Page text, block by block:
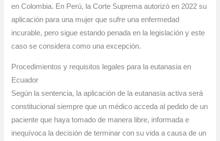
en Colombia. En Perú, la Corte Suprema autorizó en 2022 su
aplicación para una mujer que sufre una enfermedad
incurable, pero sigue estando penada en la legislación y este
caso se considera como una excepción.
Procedimientos y requisitos legales para la eutanasia en
Ecuador
Según la sentencia, la aplicación de la eutanasia activa será
constitucional siempre que un médico acceda al pedido de un
paciente que haya tomado de manera libre, informada e
inequívoca la decisión de terminar con su vida a causa de un